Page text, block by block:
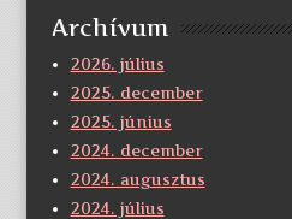
Archívum
2026. július
2025. december
2025. június
2024. december
2024. augusztus
2024. július